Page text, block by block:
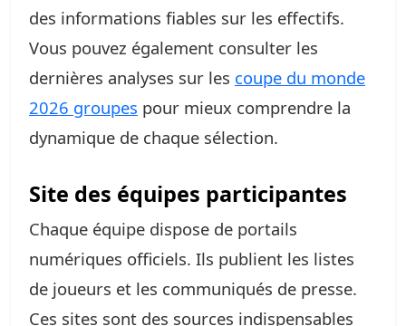
des informations fiables sur les effectifs.
Vous pouvez également consulter les
dernières analyses sur les coupe du monde
2026 groupes pour mieux comprendre la
dynamique de chaque sélection.
Site des équipes participantes
Chaque équipe dispose de portails
numériques officiels. Ils publient les listes
de joueurs et les communiqués de presse.
Ces sites sont des sources indispensables